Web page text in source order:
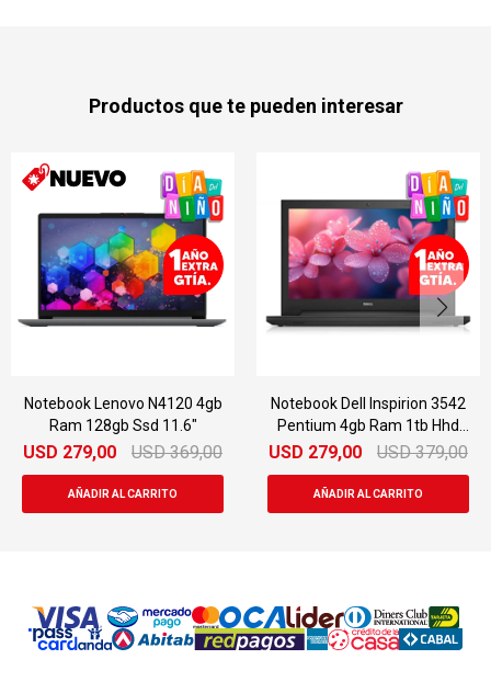
Productos que te pueden interesar
Notebook Dell Inspirion 3542
Pentium 4gb Ram 1tb Hhd
15.6"
USD 279,00 USD 379,00
Notebook Dell Inspirion 3721
I3 4gb Ram 500gb 17.3"
USD 279,00 USD 359,00